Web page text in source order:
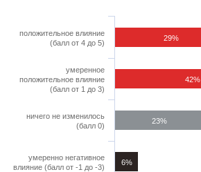
6%
23%
42%
29%
положительное влияние
(балл от 4 до 5)
умеренное
положительное влияние
(балл от 1 до 3)
ничего не изменилось
(балл 0)
умеренно негативное
влияние (балл от -1 до -3)